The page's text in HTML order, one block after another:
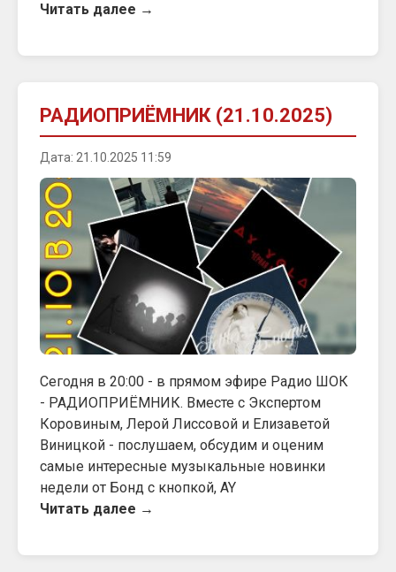
Читать далее →
РАДИОПРИЁМНИК (21.10.2025)
Дата: 21.10.2025 11:59
Сегодня в 20:00 - в прямом эфире Радио ШОК
- РАДИОПРИЁМНИК. Вместе с Экспертом
Коровиным, Лерой Лиссовой и Елизаветой
Виницкой - послушаем, обсудим и оценим
самые интересные музыкальные новинки
недели от Бонд с кнопкой, AY
Читать далее →